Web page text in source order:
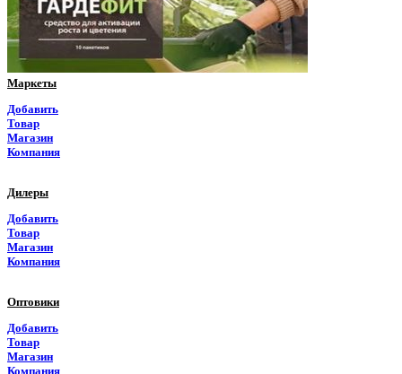
Псковская область
Ростовская область
Маркеты
Добавить
Товар
Магазин
Компания
Дилеры
Добавить
Товар
Магазин
Компания
Оптовики
Добавить
Товар
Магазин
Компания